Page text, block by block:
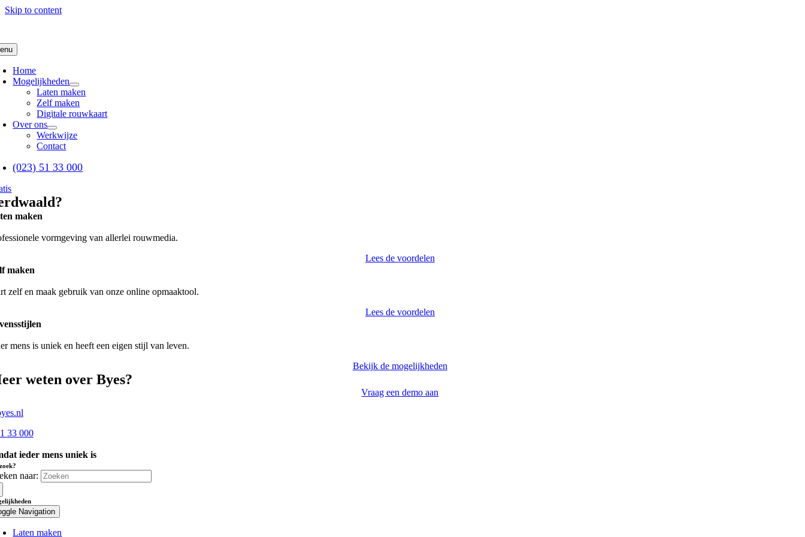
Skip to content
Home
Mogelijkheden
Laten maken
Zelf maken
Digitale rouwkaart
Over ons
Werkwijze
Contact
(023) 51 33 000
maken
vormgeving van allerlei rouwmedia.
Lees de voordelen
maken
zelf en maak gebruik van onze online opmaaktool.
Lees de voordelen
mens is uniek en heeft een eigen stijl van leven.
Bekijk de mogelijkheden
weten over Byes?
Vraag een demo aan
33 000
ieder mens uniek is
naar:
Navigation
Laten maken